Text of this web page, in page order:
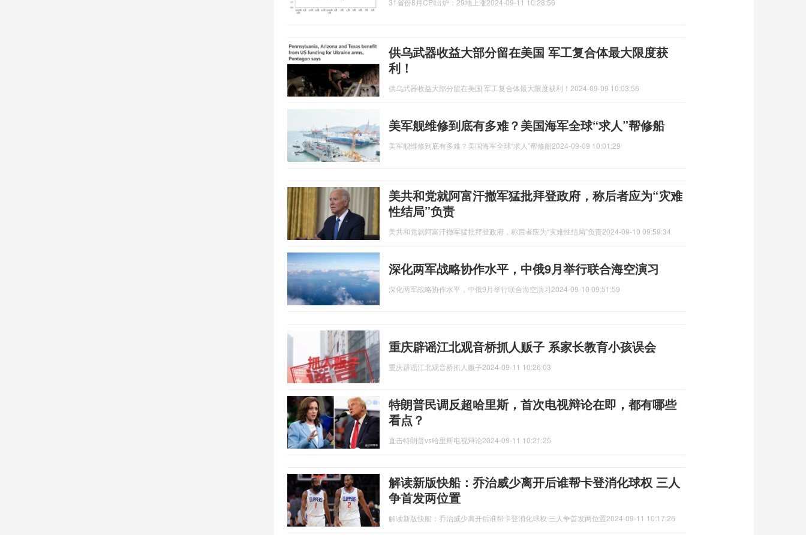
31省份8月CPI出炉：29地上涨2024-09-11 10:28:56
供乌武器收益大部分留在美国 军工复合体最大限度获
利！
供乌武器收益大部分留在美国 军工复合体最大限度获利！ 2024-09-09 10:03:56
美军舰维修到底有多难？美国海军全球“求人”帮修船
美军舰维修到底有多难？美国海军全球“求人”帮修船2024-09-09 10:01:29
美共和党就阿富汗撤军猛批拜登政府，称后者应为“灾难
性结局”负责
美共和党就阿富汗撤军猛批拜登政府，称后者应为“灾难性结局”负责2024-09-10 09:59:34
深化两军战略协作水平，中俄9月举行联合海空演习
深化两军战略协作水平，中俄9月举行联合海空演习2024-09-10 09:51:59
重庆辟谣江北观音桥抓人贩子 系家长教育小孩误会
重庆辟谣江北观音桥抓人贩子2024-09-11 10:26:03
特朗普民调反超哈里斯，首次电视辩论在即，都有哪些
看点？
直击特朗普vs哈里斯电视辩论2024-09-11 10:21:25
解读新版快船：乔治威少离开后谁帮卡登消化球权 三人
争首发两位置
解读新版快船：乔治威少离开后谁帮卡登消化球权 三人争首发两位置2024-09-11 10:17:26